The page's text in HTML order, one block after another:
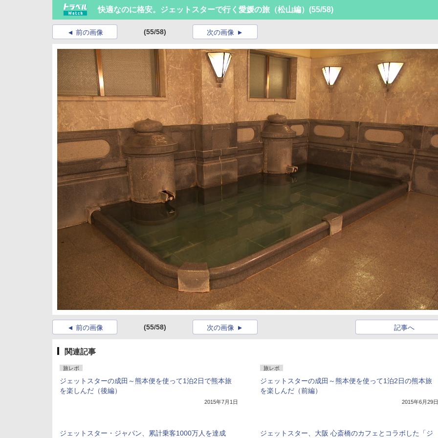
快適なのに格安。ジェットスターで行く愛媛の旅（松山編） (55/58)
前の画像 (55/58) 次の画像
前の画像 (55/58) 記事へ
次の画像
関連記事
旅レポ
ジェットスターの成田～熊本便を使って1泊2日で熊本旅
を楽しんだ（後編）
2015年7月1日
旅レポ
ジェットスターの成田～熊本便を使って1泊2日の熊本旅
を楽しんだ（前編）
2015年6月29日
ジェットスター・ジャパン、累計乗客1000万人を達成 ジェットスター、大阪 心斎橋のカフェとコラボした「ジ